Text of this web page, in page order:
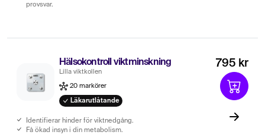
provsvar.
Hälsokontroll viktminskning
Lilla viktkollen
20 markörer
Läkarutlåtande
Identifierar hinder för viktnedgång.
Få ökad insyn i din metabolism.
795 kr